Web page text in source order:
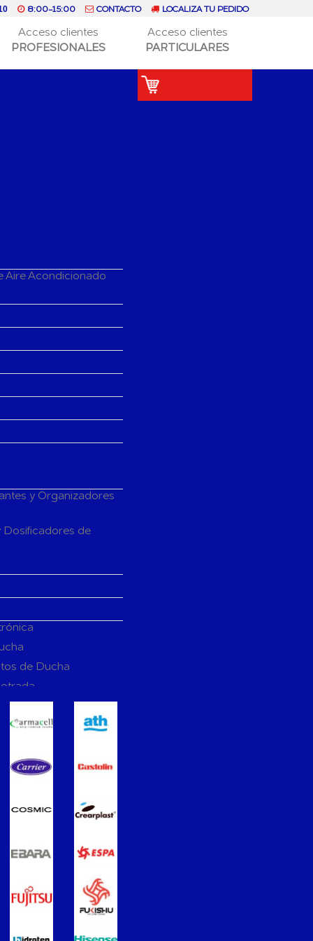
8:00-15:00 CONTACTO LOCALIZA TU PEDIDO
Acceso clientes
PROFESIONALES
Acceso clientes
PARTICULARES
Aire Acondicionado
y Organizadores
de
de Ducha